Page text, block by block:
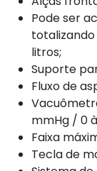
Pode ser
litros;
Suporte
Fluxo de
mmHg / 0
Faixa
Tecla de